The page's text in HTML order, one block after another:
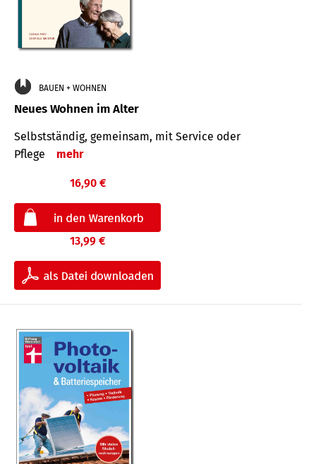
BAUEN + WOHNEN
Neues Wohnen im Alter
Selbstständig, gemeinsam, mit Service oder
Pflege
mehr
16,90 €
13,99 €